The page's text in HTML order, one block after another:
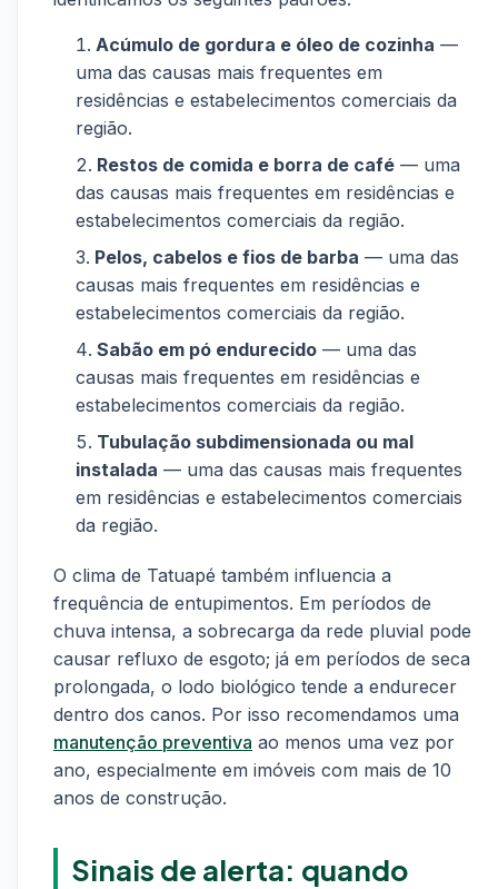
Acúmulo de gordura e óleo de cozinha —
uma das causas mais frequentes em
residências e estabelecimentos comerciais da
região.
Restos de comida e borra de café — uma
das causas mais frequentes em residências e
estabelecimentos comerciais da região.
Pelos, cabelos e fios de barba — uma das
causas mais frequentes em residências e
estabelecimentos comerciais da região.
Sabão em pó endurecido — uma das
causas mais frequentes em residências e
estabelecimentos comerciais da região.
Tubulação subdimensionada ou mal
instalada — uma das causas mais frequentes
em residências e estabelecimentos comerciais
da região.
O clima de Tatuapé também influencia a
frequência de entupimentos. Em períodos de
chuva intensa, a sobrecarga da rede pluvial pode
causar refluxo de esgoto; já em períodos de seca
prolongada, o lodo biológico tende a endurecer
dentro dos canos. Por isso recomendamos uma
manutenção preventiva ao menos uma vez por
ano, especialmente em imóveis com mais de 10
anos de construção.
Sinais de alerta: quando